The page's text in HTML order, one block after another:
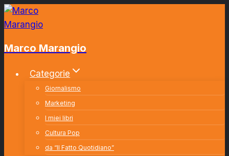
Salta
al
Marco Marangio
Categorie
Giornalismo
Marketing
I miei libri
Cultura Pop
da “Il Fatto Quotidiano”